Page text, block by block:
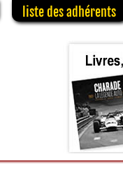
liste des adhérents